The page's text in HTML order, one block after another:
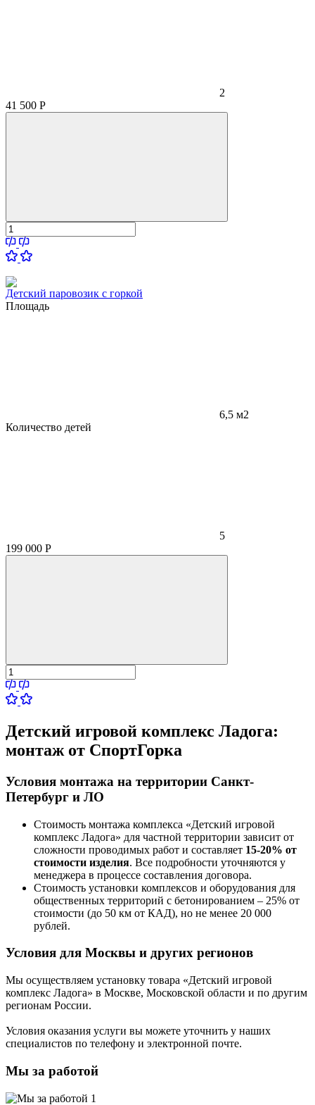
2
41 500 Р
Детский паровозик с горкой
Площадь
6,5 м2
Количество детей
5
199 000 Р
Детский игровой комплекс Ладога:
монтаж от СпортГорка
Условия монтажа на территории Санкт-
Петербург и ЛО
Стоимость монтажа комплекса «Детский игровой
комплекс Ладога» для частной территории зависит от
сложности проводимых работ и составляет 15-20% от
стоимости изделия. Все подробности уточняются у
менеджера в процессе составления договора.
Стоимость установки комплексов и оборудования для
общественных территорий с бетонированием – 25% от
стоимости (до 50 км от КАД), но не менее 20 000
рублей.
Условия для Москвы и других регионов
Мы осуществляем установку товара «Детский игровой
комплекс Ладога» в Москве, Московской области и по другим
регионам России.
Условия оказания услуги вы можете уточнить у наших
специалистов по телефону и электронной почте.
Мы за работой